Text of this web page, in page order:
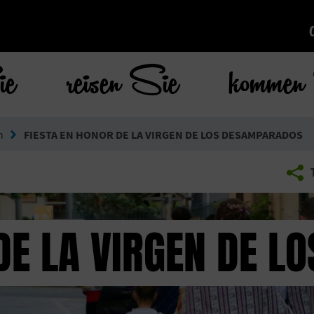
reisen Sie
FIESTA EN HONOR DE LA VIRGEN DE LOS DESAMPARADOS
LA VIRGEN DE